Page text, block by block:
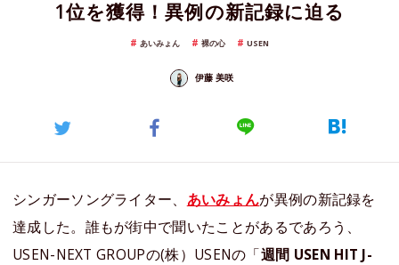
1位を獲得！異例の新記録に迫る
あいみょん 裸の心 USEN
伊藤 美咲
シンガーソングライター、 あいみょんが異例の新記録を
達成した。誰もが街中で聞いたことがあるであろう、
USEN-NEXT GROUPの(株）USENの「週間 USEN HIT J-